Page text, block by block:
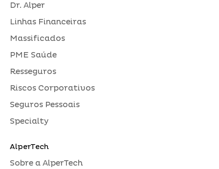
Dr. Alper
Linhas Financeiras
Massificados
PME Saúde
Resseguros
Riscos Corporativos
Seguros Pessoais
Specialty
AlperTech
Sobre a AlperTech